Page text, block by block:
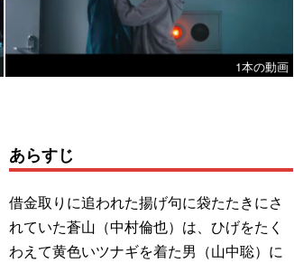
1本の動画
あらすじ
借金取りに追われた揚げ句に袋たたきにさ
れていた蒼山（中村倫也）は、ひげをたく
わえて黄色いツナギを着た男（山中聡）に